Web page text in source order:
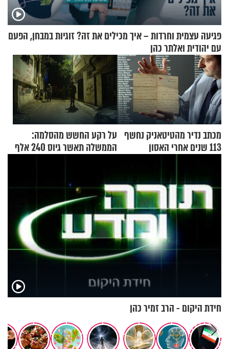
פגיעה עצמית וחרדות – איך מכילים את זה? זוגיות במבחן, הפעם
עם יהודית ואלתר כהן
מכתב נדיר מהטיטאניק נחשף
113 שנים אחרי האסון
על רקע החשש מהסלמה:
הממשלה תאשר גיוס 240 אלף
חידת היקום - הרב זמיר כהן